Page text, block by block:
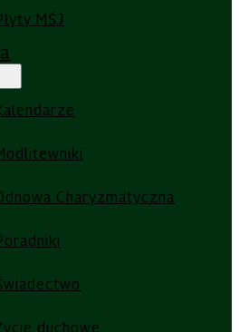
MŚJ
Charyzmatyczna
duchowe